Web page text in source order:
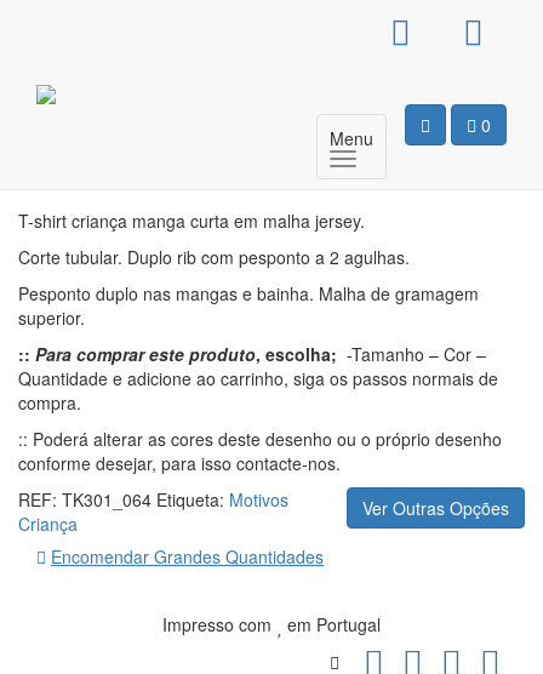
0
Menu
T-Shirt Básica Criança –
T-shirt criança manga curta em malha jersey.
Corte tubular. Duplo rib com pesponto a 2 agulhas.
Pesponto duplo nas mangas e bainha. Malha de gramagem
superior.
:: Para comprar este produto, escolha; -Tamanho – Cor –
Quantidade e adicione ao carrinho, siga os passos normais de
compra.
:: Poderá alterar as cores deste desenho ou o próprio desenho
conforme desejar, para isso contacte-nos.
Ver Outras Opções
REF: TK301_064 Etiqueta: Motivos
Criança
Encomendar Grandes Quantidades
Impresso com em Portugal